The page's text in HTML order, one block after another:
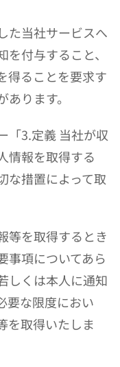
た当社サービスへ
付与すること、
得ることを要求す
ります。
「3.定義 当社が収
情報を取得する
な措置によって取
等を取得するとき
事項についてあら
しくは本人に通知
要な限度におい
を取得いたしま